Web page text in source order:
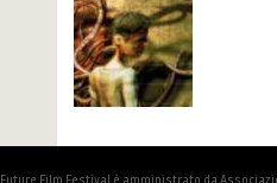
Future Film Festival è amministrato da